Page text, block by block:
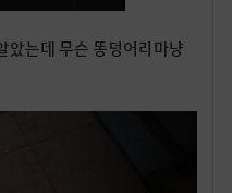
았는데 무슨 똥덩어리마냥